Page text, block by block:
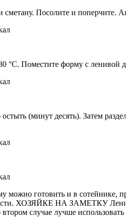
сметану. Посолите и
°C. Поместите форму с
(минут десять). Затем
готовить и в сотейнике,
ХОЗЯЙКЕ НА ЗАМЕТКУ
случае лучше использовать